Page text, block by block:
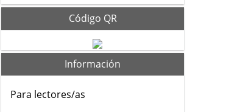
Código QR
Información
Para lectores/as